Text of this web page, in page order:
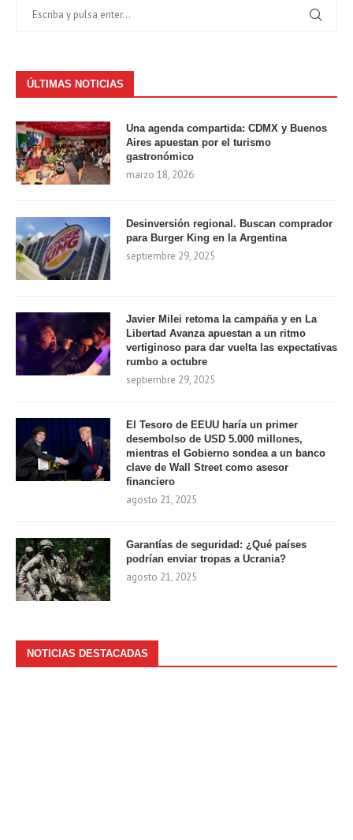
ÚLTIMAS NOTICIAS
Una agenda compartida: CDMX y Buenos
Aires apuestan por el turismo
gastronómico
marzo 18, 2026
Desinversión regional. Buscan comprador
para Burger King en la Argentina
septiembre 29, 2025
Javier Milei retoma la campaña y en La
Libertad Avanza apuestan a un ritmo
vertiginoso para dar vuelta las expectativas
rumbo a octubre
septiembre 29, 2025
El Tesoro de EEUU haría un primer
desembolso de USD 5.000 millones,
mientras el Gobierno sondea a un banco
clave de Wall Street como asesor
financiero
agosto 21, 2025
Garantías de seguridad: ¿Qué países
podrían enviar tropas a Ucrania?
agosto 21, 2025
NOTICIAS DESTACADAS